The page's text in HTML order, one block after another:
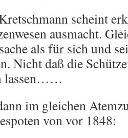
scheint
ausmacht.
als für sich und
Nicht daß die
lassen……
im gleichen
von vor 1848: